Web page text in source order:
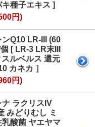
種子エキス ]
円)
ンQ10 LR-III (60
[ LR-3 LR末III
ルベルス 還元
カネカ ］
円)
ナ ラクリスIV
みどりむし ミ
乳酸菌 ヤエヤマ